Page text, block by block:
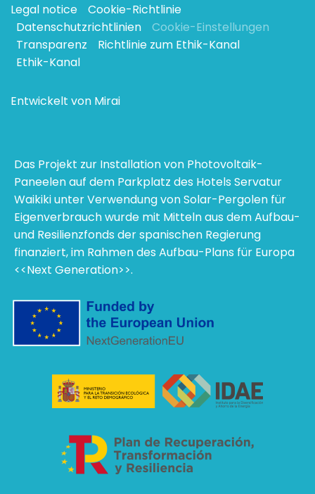
Legal notice
Cookie-Richtlinie
Datenschutzrichtlinien
Cookie-Einstellungen
Transparenz
Richtlinie zum Ethik-Kanal
Ethik-Kanal
Entwickelt von Mirai
Das Projekt zur Installation von Photovoltaik-
Paneelen auf dem Parkplatz des Hotels Servatur
Waikiki unter Verwendung von Solar-Pergolen für
Eigenverbrauch wurde mit Mitteln aus dem Aufbau-
und Resilienzfonds der spanischen Regierung
finanziert, im Rahmen des Aufbau-Plans für Europa
<<Next Generation>>.